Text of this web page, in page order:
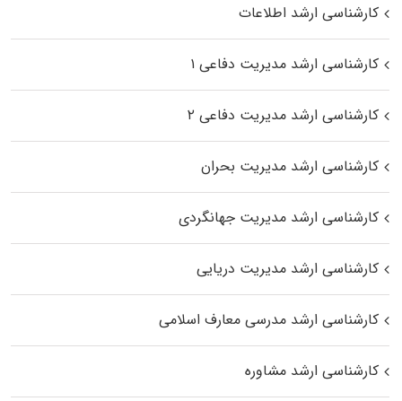
کارشناسی ارشد اطلاعات
کارشناسی ارشد مدیریت دفاعی ۱
کارشناسی ارشد مدیریت دفاعی ۲
کارشناسی ارشد مدیریت بحران
کارشناسی ارشد مدیریت جهانگردی
کارشناسی ارشد مدیریت دریایی
کارشناسی ارشد مدرسی معارف اسلامی
کارشناسی ارشد مشاوره